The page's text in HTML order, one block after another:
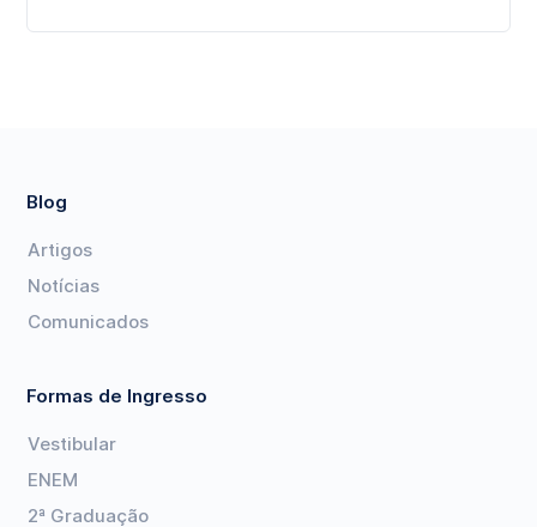
Blog
Artigos
Notícias
Comunicados
Formas de Ingresso
Vestibular
ENEM
2ª Graduação